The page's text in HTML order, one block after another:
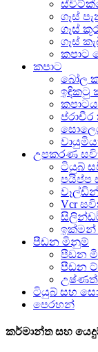
ගෑස්
ගෑස්
ගෑස්
කපාට
කපාට
බෝල
ඉඳිකටු
ප්රාචීර
උපකරණ
ටියුබ්
පයිප්ප
Vcr
ඉක්මන්
පීඩන මිනුම්
පීඩන
පීඩන
ටියුබ් සහ සො
පෙරහන්
කර්මාන්ත සහ